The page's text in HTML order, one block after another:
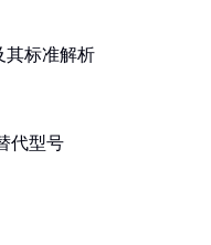
其标准解析
代型号